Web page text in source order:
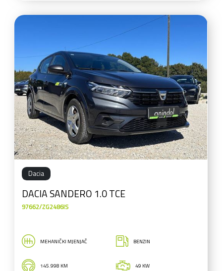
Dacia
DACIA SANDERO 1.0 TCE
97662/ZG2486IS
MEHANIČKI MJENJAČ BENZIN
145.998 KM 49 KW